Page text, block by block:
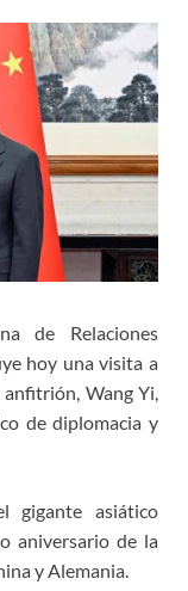
de Relaciones
hoy una visita a
Wang Yi,
de diplomacia y
gigante asiático
aniversario de la
y Alemania.